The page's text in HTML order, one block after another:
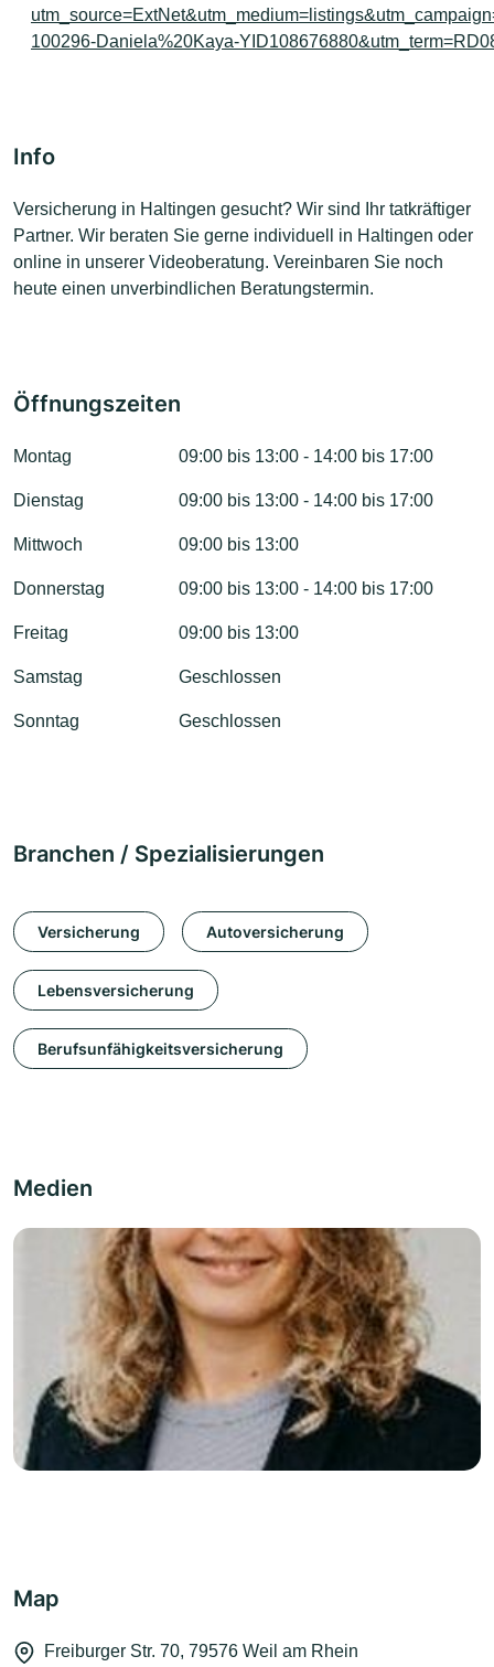
100296-Daniela%20Kaya-
Info
Versicherung in Haltingen gesucht? Wir sind Ihr tatkräftiger
Partner. Wir beraten Sie gerne individuell in Haltingen oder
online in unserer Videoberatung. Vereinbaren Sie noch
heute einen unverbindlichen Beratungstermin.
Öffnungszeiten
Montag 09:00 bis 13:00 - 14:00 bis 17:00
Dienstag 09:00 bis 13:00 - 14:00 bis 17:00
Mittwoch 09:00 bis 13:00
Donnerstag 09:00 bis 13:00 - 14:00 bis 17:00
Freitag 09:00 bis 13:00
Samstag Geschlossen
Sonntag Geschlossen
Branchen / Spezialisierungen
Versicherung Autoversicherung
Lebensversicherung
Berufsunfähigkeitsversicherung
Medien
Map
Freiburger Str. 70, 79576 Weil am Rhein